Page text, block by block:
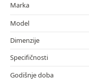
Marka
Model
Dimenzije
Specifičnosti
Godišnje doba